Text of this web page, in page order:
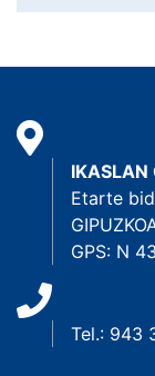
IKASLAN
Etarte
GPS: N
Tel.: 943